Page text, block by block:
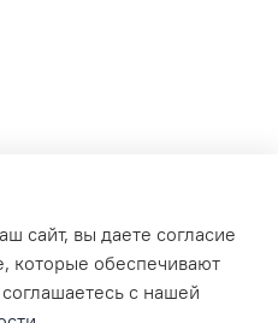
сайт, вы даете согласие
которые обеспечивают
с нашей
обработки